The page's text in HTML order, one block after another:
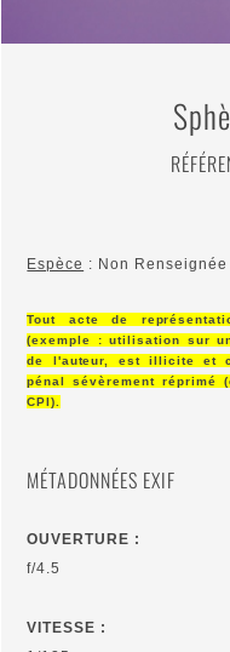
Espèce : Non Renseignée
Tout acte de
(exemple : utilisation sur
de l'auteur, est illicite et
pénal sévèrement
CPI).
MÉTADONNÉES EXIF
OUVERTURE :
f/4.5
VITESSE :